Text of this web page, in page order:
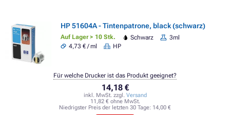
HP 51604A - Tintenpatrone, black (schwarz)
Auf Lager > 10 Stk. Schwarz
3ml
4,73 € / ml
HP
14,18 €
inkl. MwSt. zzgl. Versand
11,82 € ohne MwSt.
Niedrigster Preis der letzten 30 Tage: 14,00 €
Für welche Drucker ist das Produkt geeignet?